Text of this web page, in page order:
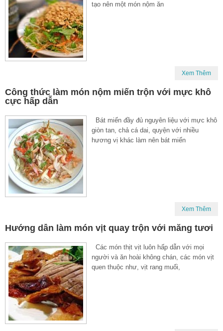
tạo nên một món nộm ăn
Xem Thêm
Công thức làm món nộm miến trộn với mực khô
cực hấp dẫn
Bát miến đầy đủ nguyên liệu với mực khô
giòn tan, chả cá dai, quyện với nhiều
hương vị khác làm nên bát miến
Xem Thêm
Hướng dẫn làm món vịt quay trộn với măng tươi
Các món thịt vịt luôn hấp dẫn với mọi
người và ăn hoài không chán, các món vịt
quen thuộc như, vịt rang muối,